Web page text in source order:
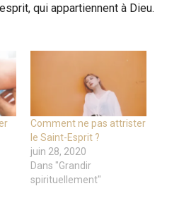
qui appartiennent à Dieu.
Comment ne pas attrister
le Saint-Esprit ?
juin 28, 2020
Dans "Grandir
spirituellement"